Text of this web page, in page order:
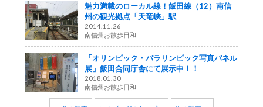
魅力満載のローカル線！飯田線（12）南信
州の観光拠点「天竜峡」駅
2014.11.26
南信州お散歩日和
「オリンピック・パラリンピック写真パネル
展」飯田合同庁舎にて展示中！！
2018.01.30
南信州お散歩日和